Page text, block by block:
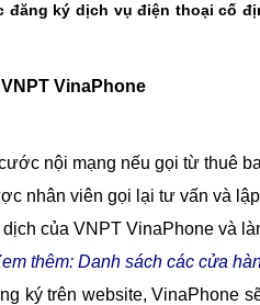
đăng ký dịch vụ điện thoại cố
VinaPhone
nội mạng nếu gọi từ thuê
nhân viên gọi lại tư vấn và
của VNPT VinaPhone và
thêm: Danh sách các cửa
ký trên website, VinaPhone